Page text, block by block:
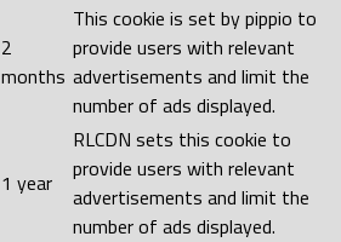
2
months
This cookie is set by pippio to
provide users with relevant
advertisements and limit the
number of ads displayed.
1 year
RLCDN sets this cookie to
provide users with relevant
advertisements and limit the
number of ads displayed.